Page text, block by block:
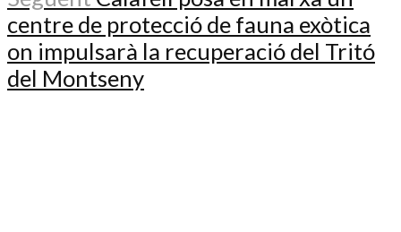
centre de protecció de fauna exòtica
on impulsarà la recuperació del Tritó
del Montseny